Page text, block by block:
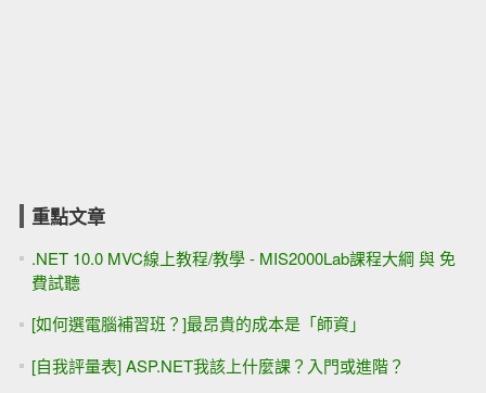
重點文章
.NET 10.0 MVC線上教程/教學 - MIS2000Lab課程大綱 與 免
費試聽
[如何選電腦補習班？]最昂貴的成本是「師資」
[自我評量表] ASP.NET我該上什麼課？入門或進階？